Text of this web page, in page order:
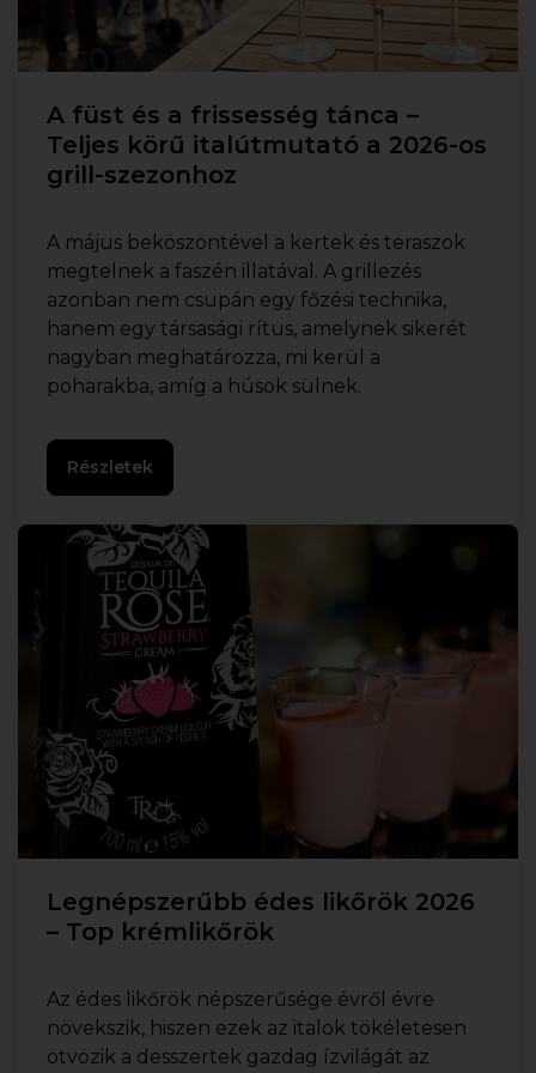
A füst és a frissesség tánca –
Teljes körű italútmutató a 2026-os
grill-szezonhoz
A május beköszöntével a kertek és teraszok
megtelnek a faszén illatával. A grillezés
azonban nem csupán egy főzési technika,
hanem egy társasági rítus, amelynek sikerét
nagyban meghatározza, mi kerül a
poharakba, amíg a húsok sülnek.
Részletek
Legnépszerűbb édes likőrök 2026
– Top krémlikőrök
Az édes likőrök népszerűsége évről évre
növekszik, hiszen ezek az italok tökéletesen
ötvözik a desszertek gazdag ízvilágát az